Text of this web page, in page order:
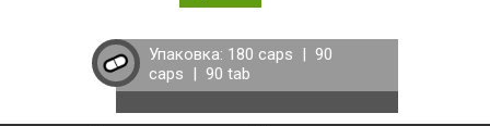
Упаковка: 180 caps | 90
caps | 90 tab